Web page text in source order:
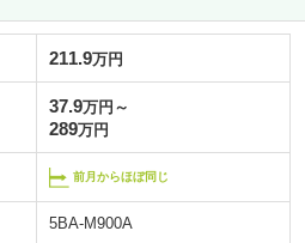
211.9万円
37.9万円～
289万円
前月からほぼ同じ
5BA-M900A